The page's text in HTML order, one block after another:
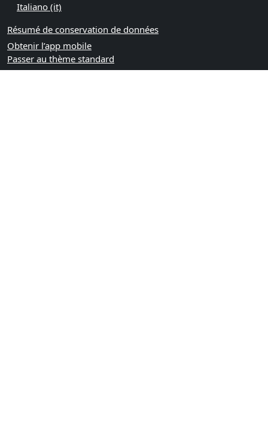
Italiano ‎(it)‎
Résumé de conservation de données
Obtenir l’app mobile
Passer au thème standard